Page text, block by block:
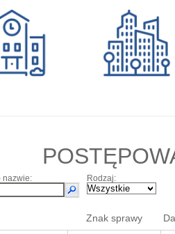
nazwie: Rodzaj:
Znak sprawy